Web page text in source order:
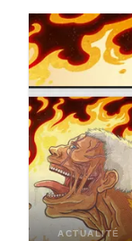
ACTUALITÉ